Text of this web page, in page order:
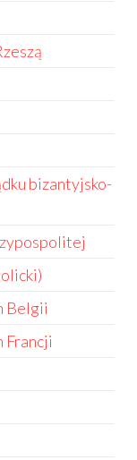
bizantyjsko-
Belgii
Francji